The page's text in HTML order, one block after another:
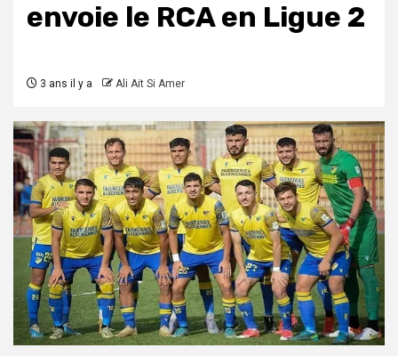
envoie le RCA en Ligue 2
3 ans il y a Ali Ait Si Amer